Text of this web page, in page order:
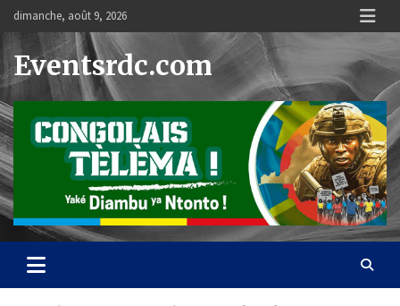
Skip
content
dimanche, août 9, 2026
Eventsrdc.com